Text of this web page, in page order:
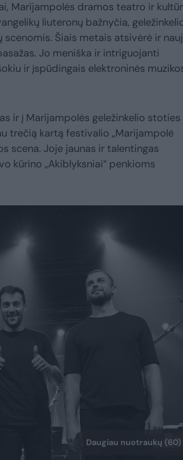
Marijampolės dramos teatro ir
liuteronų bažnyčia,
Šiais metais atsivėrė ir
Jo meniška ir intriguojanti
ir įspūdingais elektroninės
ir į Marijampolės geležinkelio stoties
trečią kartą festivalio „Marijampolė
scena. Joje jaunas ir talentingas
kūrino „Akiblyksniai“ penkioms
Daugiau nuotraukų (60)